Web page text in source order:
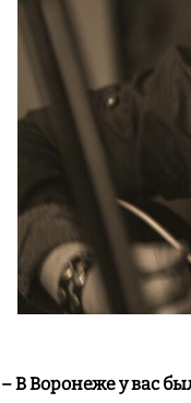
– В Воронеже у вас